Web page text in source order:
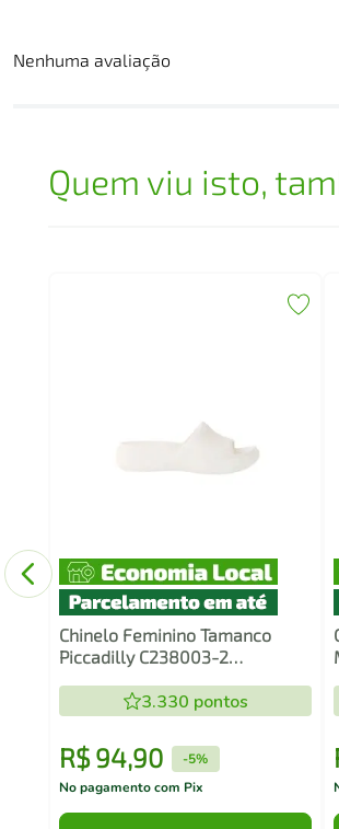
Nenhuma avaliação
Quem viu isto,
Chinelo Feminino Tamanco
Piccadilly C238003-2
3.330 pontos
R$ 94,90 -5%
No pagamento com Pix